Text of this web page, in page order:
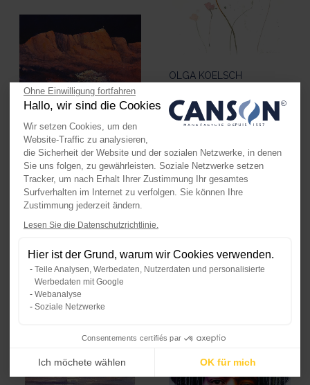
OLGA KOELSCH
YAM LEVI
MARIE-EVA PELTIER
Ohne Einwilligung fortfahren
Hallo, wir sind die Cookies
Wir setzen Cookies, um den
Website-Traffic zu analysieren,
die Sicherheit der Website und der sozialen Netzwerke, in denen
Sie uns folgen, zu gewährleisten. Soziale Netzwerke setzen
Tracker, um nach Erhalt Ihrer Zustimmung Ihr gesamtes
Surfverhalten im Internet zu verfolgen. Sie können Ihre
Zustimmung jederzeit ändern.
Lesen Sie die Datenschutzrichtlinie.
Hier ist der Grund, warum wir Cookies verwenden.
Teile Analysen, Werbedaten, Nutzerdaten und personalisierte
Werbedaten mit Google
Webanalyse
Soziale Netzwerke
Consentements certifiés par
Ich möchete wählen OK für mich
Axeptio consent
Unsere Plattform ermöglicht es